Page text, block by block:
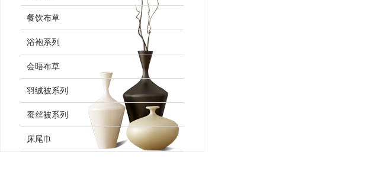
餐饮布草
浴袍系列
会晤布草
羽绒被系列
蚕丝被系列
床尾巾